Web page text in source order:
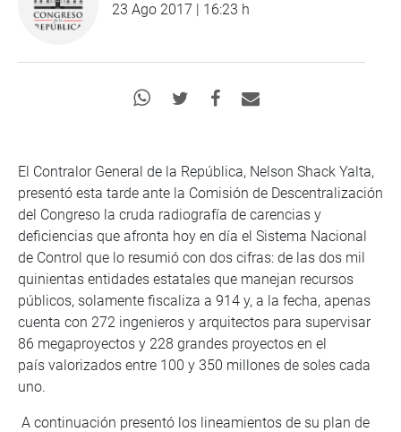
23 Ago 2017 | 16:23 h
El Contralor General de la República, Nelson Shack Yalta,
presentó esta tarde ante la Comisión de Descentralización
del Congreso la cruda radiografía de carencias y
deficiencias que afronta hoy en día el Sistema Nacional
de Control que lo resumió con dos cifras: de las dos mil
quinientas entidades estatales que manejan recursos
públicos, solamente fiscaliza a 914 y, a la fecha, apenas
cuenta con 272 ingenieros y arquitectos para supervisar
86 megaproyectos y 228 grandes proyectos en el
país valorizados entre 100 y 350 millones de soles cada
uno.
A continuación presentó los lineamientos de su plan de